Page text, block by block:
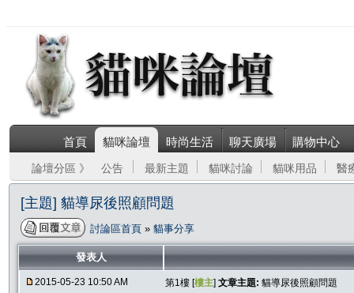
首頁 貓咪論壇 時尚生活 聊天廣場 購物中心
論壇分區 》 公告 最新主題 貓咪討論 貓咪用品 醫
[主題] 貓導尿後照顧問題
討論區首頁 » 貓事分享
發表人
2015-05-23 10:50 AM 第1樓 [樓主] 文章主題: 貓導尿後照顧問題